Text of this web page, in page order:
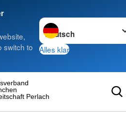
switch to
Sprache wechseln zu
Alles klar
Perlach